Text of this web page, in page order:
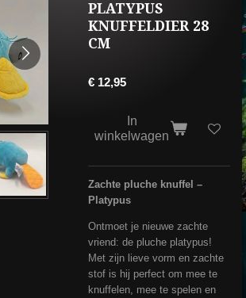
PLATYPUS
KNUFFELDIER 28
CM
€ 12,95
In
winkelwagen
Zachte pluche knuffel –
Platypus
Ontmoet je nieuwe zachte
vriend: de pluche platypus!
Met zijn lieve vorm en zachte
stof is hij perfect om mee te
knuffelen, mee te spelen en